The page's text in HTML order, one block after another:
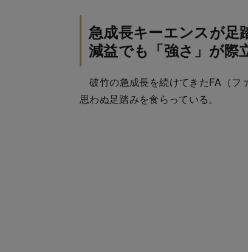
急成長キーエンスが足
減益でも「強さ」が際
破竹の急成長を続けてきたFA（フ
思わぬ足踏みを食らっている。